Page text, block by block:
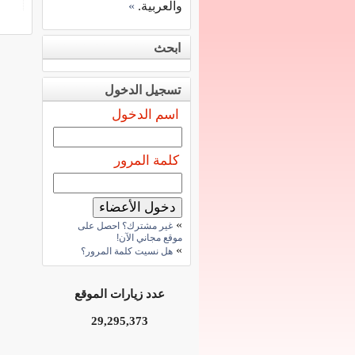
والعربية. »
ابحث
تسجيل الدخول
اسم الدخول
كلمة المرور
» غير مشترك؟ احصل على
موقع مجاني الآن!
» هل نسيت كلمة المرور؟
عدد زيارات الموقع
29,295,373